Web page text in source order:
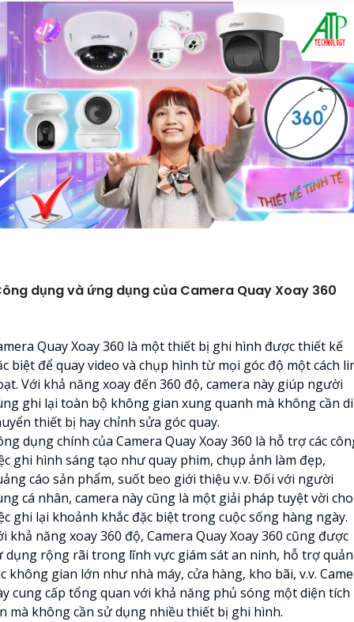
dụng và ứng dụng của Camera Quay Xoay 360
Quay Xoay 360 là một thiết bị ghi hình được thiết kế
biệt để quay video và chụp hình từ mọi góc độ một cách
Với khả năng xoay đến 360 độ, camera này giúp người
ghi lại toàn bộ không gian xung quanh mà không cần di
thiết bị hay chỉnh sửa góc quay.
dụng chính của Camera Quay Xoay 360 là hỗ trợ các
ghi hình sáng tạo như quay phim, chụp ảnh làm đẹp,
cáo sản phẩm, suốt beo giới thiệu v.v. Đối với người
cá nhân, camera này cũng là một giải pháp tuyệt vời cho
ghi lại khoảnh khắc đặc biệt trong cuộc sống hàng ngày.
khả năng xoay 360 độ, Camera Quay Xoay 360 cũng được
dụng rộng rãi trong lĩnh vực giám sát an ninh, hỗ trợ
không gian lớn như nhà máy, cửa hàng, kho bãi, v.v.
cung cấp tổng quan với khả năng phủ sóng một diện tích
mà không cần sử dụng nhiều thiết bị ghi hình.